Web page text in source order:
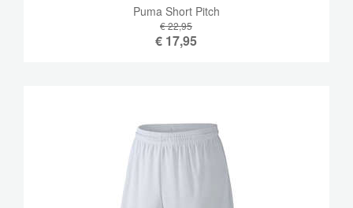
Puma Short Pitch
€ 22,95
€ 17,95